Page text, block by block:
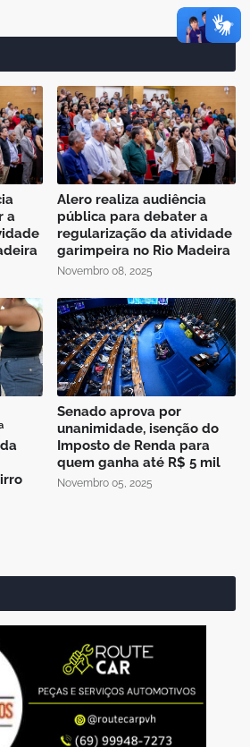
a
Alero realiza audiência
pública para debater a
regularização da atividade
garimpeira no Rio Madeira
Novembro 08, 2025
Senado aprova por
unanimidade, isenção do
Imposto de Renda para
quem ganha até R$ 5 mil
Novembro 05, 2025